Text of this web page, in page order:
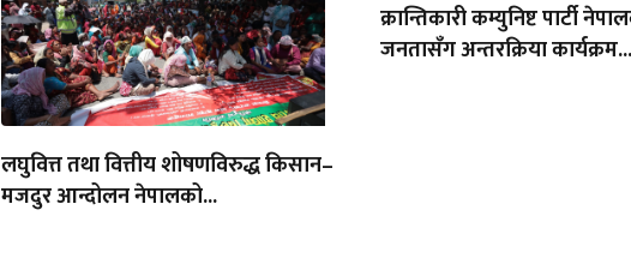
लघुवित्त तथा वित्तीय शोषणविरुद्ध किसान–
मजदुर आन्दोलन नेपालको...
क्रान्तिकारी कम्युनिष्ट पार्टी
जनतासँग अन्तरक्रिया कार्यक्रम...